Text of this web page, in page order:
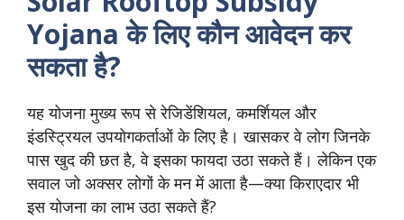
Yojana के लिए कौन आवेदन कर
सकता है?
यह योजना मुख्य रूप से रेजिडेंशियल, कमर्शियल और
इंडस्ट्रियल उपयोगकर्ताओं के लिए है। खासकर वे लोग जिनके
पास खुद की छत है, वे इसका फायदा उठा सकते हैं। लेकिन एक
सवाल जो अक्सर लोगों के मन में आता है—क्या किराएदार भी
इस योजना का लाभ उठा सकते हैं?